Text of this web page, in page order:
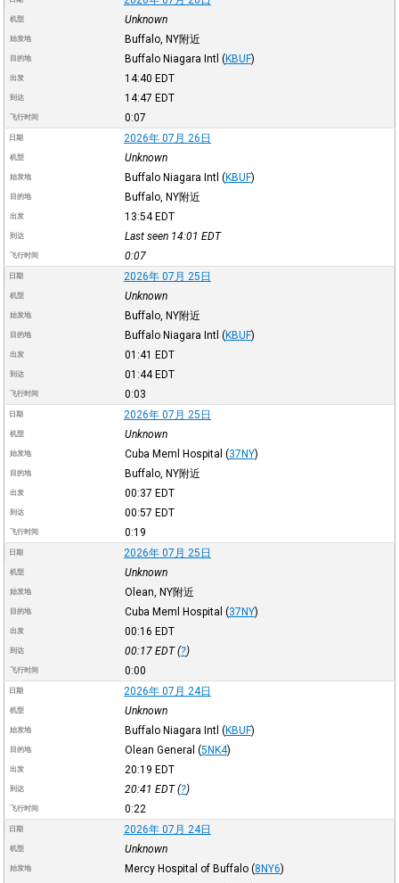
机型 Unknown
始发地 Buffalo, NY附近
目的地 Buffalo Niagara Intl (KBUF)
出发 14:40 EDT
到达 14:47 EDT
飞行时间 0:07
日期 2026年 07月 26日
机型 Unknown
始发地 Buffalo Niagara Intl (KBUF)
目的地 Buffalo, NY附近
出发 13:54EDT
到达 Last seen 14:01 EDT
飞行时间 0:07
日期 2026年 07月 25日
机型 Unknown
始发地 Buffalo, NY附近
目的地 Buffalo Niagara Intl (KBUF)
出发 01:41 EDT
到达 01:44EDT
飞行时间 0:03
日期 2026年 07月 25日
机型 Unknown
始发地 Cuba Meml Hospital (37NY)
目的地 Buffalo, NY附近
出发 00:37 EDT
到达 00:57 EDT
飞行时间 0:19
日期 2026年 07月 25日
机型 Unknown
始发地 Olean, NY附近
目的地 Cuba Meml Hospital (37NY)
出发 00:16 EDT
到达 00:17 EDT(?)
飞行时间 0:00
日期 2026年 07月 24日
机型 Unknown
始发地 Buffalo Niagara Intl (KBUF)
目的地 Olean General (5NK4)
出发 20:19 EDT
到达 20:41 EDT(?)
飞行时间 0:22
日期 2026年 07月 24日
机型 Unknown
始发地 Mercy Hospital of Buffalo (8NY6)